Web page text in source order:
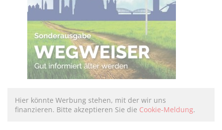
Hier könnte Werbung stehen, mit der wir uns
finanzieren. Bitte akzeptieren Sie die Cookie-Meldung.